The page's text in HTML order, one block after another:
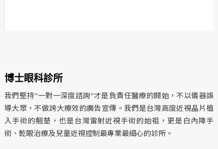
博士眼科診所
我們堅持”一對一深度諮詢”才是負責任醫療的開始，不以儀器誤
導大眾，不做誇大療效的廣告宣傳。我們是台灣高度近視晶片植
入手術的翹楚，也是台灣雷射近視手術的始祖，更是白內障手
術、乾眼治療及兒童近視控制最專業最細心的診所。